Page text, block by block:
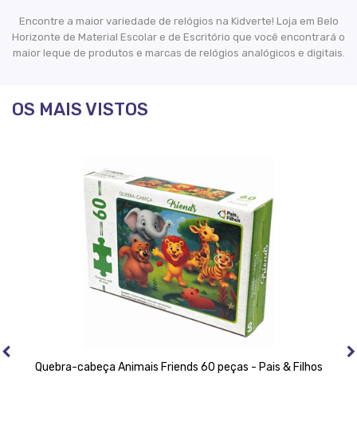
Encontre a maior variedade de relógios na Kidverte! Loja em Belo
Horizonte de Material Escolar e de Escritório que você encontrará o
maior leque de produtos e marcas de relógios analógicos e digitais.
OS MAIS VISTOS
Quebra-cabeça Animais Friends 60 peças - Pais & Filhos